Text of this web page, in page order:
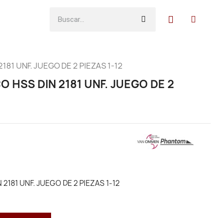
UNF. JUEGO DE 2 PIEZAS 1-12
HSS DIN 2181 UNF. JUEGO DE 2
UNF. JUEGO DE 2 PIEZAS 1-12